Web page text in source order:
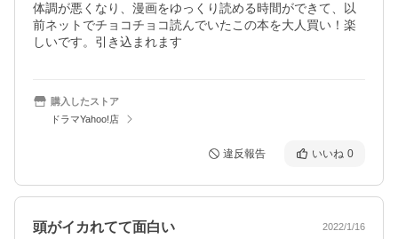
体調が悪くなり、漫画をゆっくり読める時間ができて、以
前ネットでチョコチョコ読んでいたこの本を大人買い！楽
しいです。引き込まれます
購入したストア
ドラマYahoo!店
違反報告 いいね 0
頭がイカれてて面白い 2022/1/16